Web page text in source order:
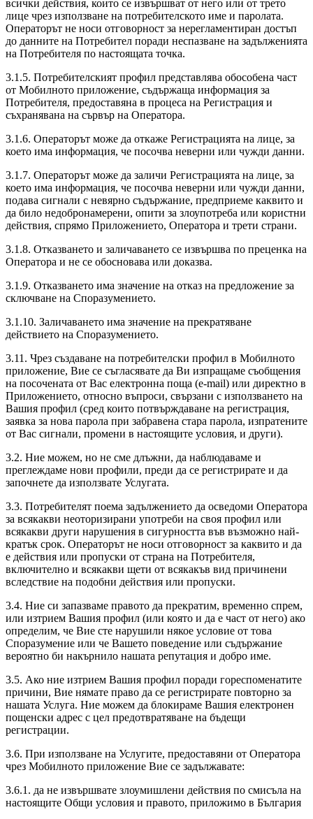
всички действия, които се извършват от него или от трето
лице чрез използване на потребителското име и паролата.
Операторът не носи отговорност за нерегламентиран достъп
до данните на Потребител поради неспазване на задълженията
на Потребителя по настоящата точка.
3.1.5. Потребителският профил представлява обособена част
от Мобилното приложение, съдържаща информация за
Потребителя, предоставяна в процеса на Регистрация и
съхранявана на сървър на Оператора.
3.1.6. Операторът може да откаже Регистрацията на лице, за
което има информация, че посочва неверни или чужди данни.
3.1.7. Операторът може да заличи Регистрацията на лице, за
което има информация, че посочва неверни или чужди данни,
подава сигнали с невярно съдържание, предприеме каквито и
да било недобронамерени, опити за злоупотреба или користни
действия, спрямо Приложението, Оператора и трети страни.
3.1.8. Отказването и заличаването се извършва по преценка на
Оператора и не се обосновава или доказва.
3.1.9. Отказването има значение на отказ на предложение за
сключване на Споразумението.
3.1.10. Заличаването има значение на прекратяване
действието на Споразумението.
3.11. Чрез създаване на потребителски профил в Мобилното
приложение, Вие се съгласявате да Ви изпращаме съобщения
на посочената от Вас електронна поща (e-mail) или директно в
Приложението, относно въпроси, свързани с използването на
Вашия профил (сред които потвърждаване на регистрация,
заявка за нова парола при забравена стара парола, изпратените
от Вас сигнали, промени в настоящите условия, и други).
3.2. Ние можем, но не сме длъжни, да наблюдаваме и
преглеждаме нови профили, преди да се регистрирате и да
започнете да използвате Услугата.
3.3. Потребителят поема задължението да осведоми Оператора
за всякакви неоторизирани употреби на своя профил или
всякакви други нарушения в сигурността във възможно най-
кратък срок. Операторът не носи отговорност за каквито и да
е действия или пропуски от страна на Потребителя,
включително и всякакви щети от всякакъв вид причинени
вследствие на подобни действия или пропуски.
3.4. Ние си запазваме правото да прекратим, временно спрем,
или изтрием Вашия профил (или която и да е част от него) ако
определим, че Вие сте нарушили някое условие от това
Споразумение или че Вашето поведение или съдържание
вероятно би накърнило нашата репутация и добро име.
3.5. Ако ние изтрием Вашия профил поради гореспоменатите
причини, Вие нямате право да се регистрирате повторно за
нашата Услуга. Ние можем да блокираме Вашия електронен
пощенски адрес с цел предотвратяване на бъдещи
регистрации.
3.6. При използване на Услугите, предоставяни от Оператора
чрез Мобилното приложение Вие се задължавате:
3.6.1. да не извършвате злоумишлени действия по смисъла на
настоящите Общи условия и правото, приложимо в България